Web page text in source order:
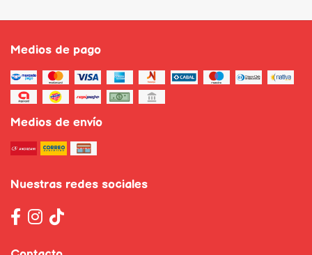
Medios de pago
Medios de envío
Nuestras redes sociales